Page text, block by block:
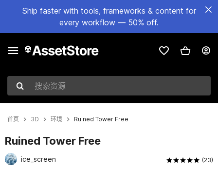
Ship faster with tools, frameworks & content for
every workflow — 50% off.
搜索资源
首页 3D 环境 Ruined Tower Free
Ruined Tower Free
ice_screen (23)